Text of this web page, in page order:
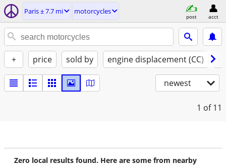
Paris ± 7.7 mi motorcycles
post acct
+ price sold by engine displacement (CC)
newest
1 of 11
Zero local results found. Here are some from nearby